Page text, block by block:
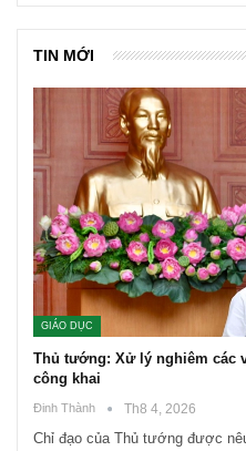
TIN MỚI
GIÁO DỤC
Thủ tướng: Xử lý nghiêm các
công khai
Đinh Thành Th8 4, 2026
Chỉ đạo của Thủ tướng được